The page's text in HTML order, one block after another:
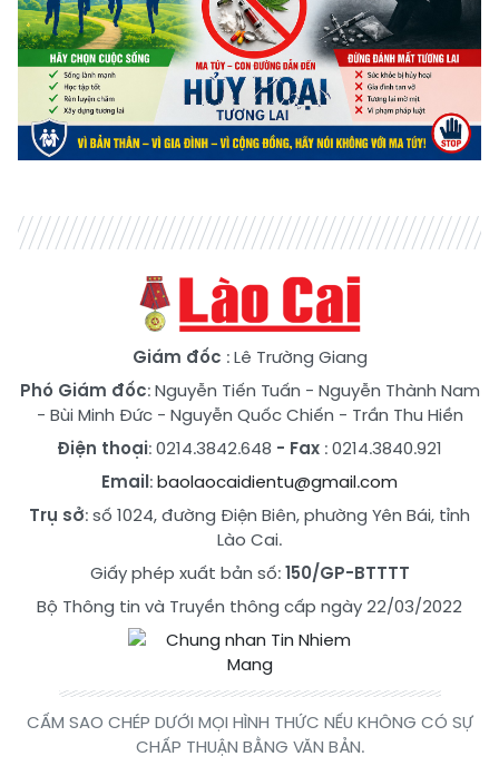
Giám đốc : Lê Trường Giang
Phó Giám đốc:Nguyễn Tiến Tuấn - Nguyễn Thành Nam
- Bùi Minh Đức- Nguyễn Quốc Chiến - Trần Thu Hiền
Điện thoại: 0214.3842.648 - Fax : 0214.3840.921
Email:baolaocaidientu@gmail.com
Trụ sở: số 1024, đường Điện Biên, phường Yên Bái, tỉnh
Lào Cai.
Giấy phép xuất bản số:150/GP-BTTTT
Bộ Thông tin và Truyền thông cấp ngày 22/03/2022
CẤM SAO CHÉP DƯỚI MỌI HÌNH THỨC NẾU KHÔNG CÓ SỰ
CHẤP THUẬN BẰNG VĂN BẢN.